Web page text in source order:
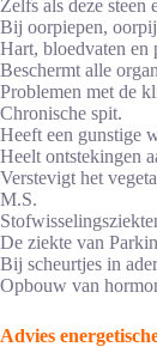
Zelfs als deze
Bij oorpiepen,
Hart, bloedvaten en
Beschermt alle
Problemen met de
Chronische spit.
Heeft een gunstige
Heelt ontstekingen
Verstevigt het
M.S.
De ziekte van
Bij scheurtjes in
Opbouw van
Advies